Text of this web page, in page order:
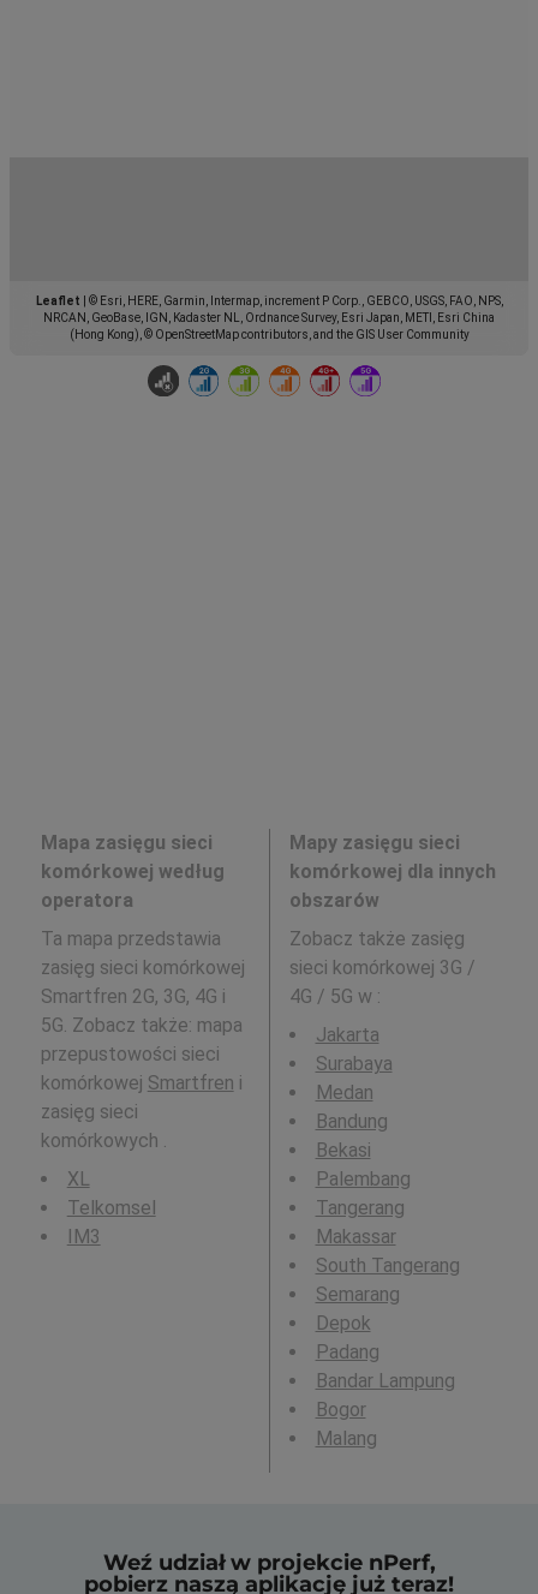
Leaflet
© Esri, HERE, Garmin, Intermap, increment P Corp., GEBCO, USGS, FAO, NPS,
NRCAN, GeoBase, IGN, Kadaster NL, Ordnance Survey, Esri Japan, METI, Esri China
(Hong Kong), © OpenStreetMap contributors, and the GIS User Community
Mapa zasięgu sieci
komórkowej według
operatora
Ta mapa przedstawia
zasięg sieci komórkowej
Smartfren 2G, 3G, 4G i
5G. Zobacz także: mapa
przepustowości sieci
komórkowej Smartfren i
zasięg sieci
komórkowych .
XL
Telkomsel
IM3
Mapy zasięgu sieci
komórkowej dla innych
obszarów
Zobacz także zasięg
sieci komórkowej 3G /
4G / 5G w :
Jakarta
Surabaya
Medan
Bandung
Bekasi
Palembang
Tangerang
Makassar
South Tangerang
Semarang
Depok
Padang
Bandar Lampung
Bogor
Malang
Weź udział w projekcie nPerf,
pobierz naszą aplikację już teraz!